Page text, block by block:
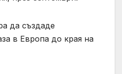
да създаде
в Европа до края на